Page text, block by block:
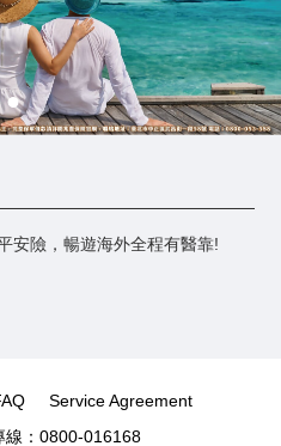
安險，暢遊海外全程有醫靠!
Service Agreement
線：0800-016168